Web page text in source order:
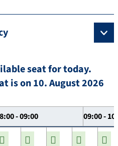
seat for today.
is on 10. August 2026
- 09:00 09:00 -